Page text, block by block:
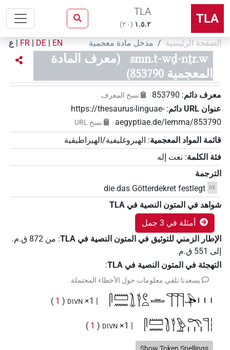
TLA
TLA
۱.٥.٢ (٢٠)
الصفحة الرئيسية مدخل مادة معجمية EN
|
DE
|
FR
| ع
smn.t-wḏ-nṯr.w
(معرف المادة
المعجمية 853790)
معرف دائم:
853790 نسخ المعرف
عنوان‏ ‏URL‏ دائم :
https://thesaurus-linguae-
aegyptiae.de/lemma/853790
نسخ‏ ‏URL
قائمة المواد المعجمية: الهيروغليفية/الهيراطيقية
فئة الكلمة: نعت إله
الترجمة
DE
die das Götterdekret festlegt
شواهد في المتون النصية في ‏TLA
أمثلة في 3 جمل
الإطار الزمني للتوثيق في المتون النصية في ‏TLA
: من 872 ق.م.
إلى 551 ق.م.
التهجئة في المتون النصية في TLA
:
يسعدنا تلقي معلومات حول الأخطاء المحتملة
𓋴𓏠𓈖𓍖𓎘𓏲𓏏𓏛𓊹𓊹𓊹𓅆𓏥
DIVN
(
1
)
𓋴𓏠𓈖𓍘𓎘𓅱𓍼𓏥𓊹𓏪
DIVN
(
1
)